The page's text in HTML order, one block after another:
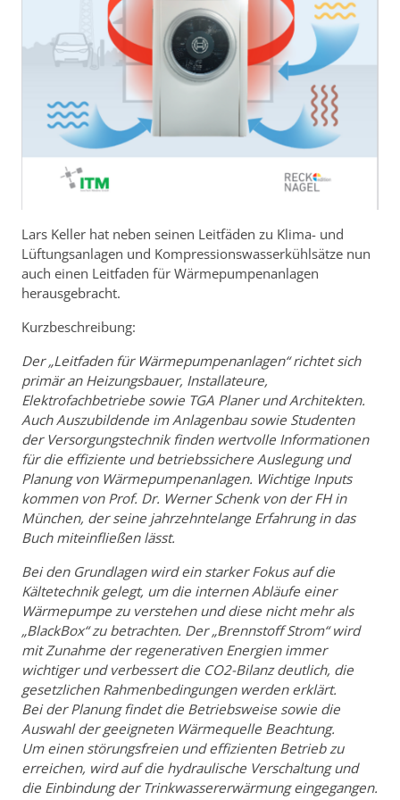
Lars Keller hat neben seinen Leitfäden zu Klima- und
Lüftungsanlagen und Kompressionswasserkühlsätze nun
auch einen Leitfaden für Wärmepumpenanlagen
herausgebracht.
Kurzbeschreibung:
Der „Leitfaden für Wärmepumpenanlagen“ richtet sich
primär an Heizungsbauer, Installateure,
Elektrofachbetriebe sowie TGA Planer und Architekten.
Auch Auszubildende im Anlagenbau sowie Studenten
der Versorgungstechnik finden wertvolle Informationen
für die effiziente und betriebssichere Auslegung und
Planung von Wärmepumpenanlagen. Wichtige Inputs
kommen von Prof. Dr. Werner Schenk von der FH in
München, der seine jahrzehntelange Erfahrung in das
Buch miteinfließen lässt.
Bei den Grundlagen wird ein starker Fokus auf die
Kältetechnik gelegt, um die internen Abläufe einer
Wärmepumpe zu verstehen und diese nicht mehr als
„BlackBox“ zu betrachten. Der „Brennstoff Strom“ wird
mit Zunahme der regenerativen Energien immer
wichtiger und verbessert die CO2-Bilanz deutlich, die
gesetzlichen Rahmenbedingungen werden erklärt.
Bei der Planung findet die Betriebsweise sowie die
Auswahl der geeigneten Wärmequelle Beachtung.
Um einen störungsfreien und effizienten Betrieb zu
erreichen, wird auf die hydraulische Verschaltung und
die Einbindung der Trinkwassererwärmung eingegangen.